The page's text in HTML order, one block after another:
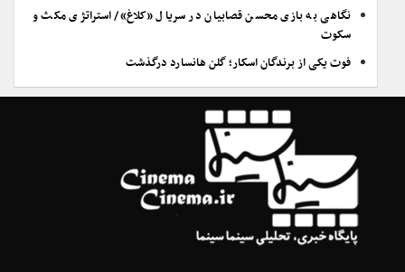
نگاهی به بازی محسن قصابیان در سریال «کلاغ»/ استراتژی مکث و
سکوت
فوت یکی از برندگان اسکار؛ گلن هانسارد درگذشت